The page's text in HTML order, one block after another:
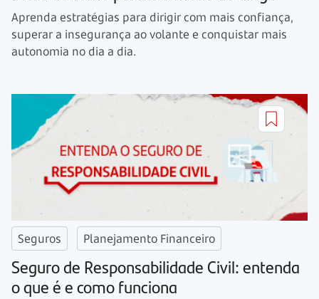
Aprenda estratégias para dirigir com mais confiança,
superar a insegurança ao volante e conquistar mais
autonomia no dia a dia.
Seguros Planejamento Financeiro
Seguro de Responsabilidade Civil: entenda
o que é e como funciona